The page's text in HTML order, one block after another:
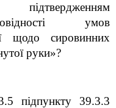
підтвердженням
умов
щодо сировинних
руки»?
підпункту 39.3.3